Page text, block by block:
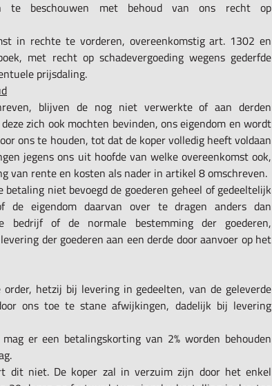
te beschouwen met behoud van ons recht op
in rechte te vorderen, overeenkomstig art. 1302 en
met recht op schadevergoeding wegens gederfde
prijsdaling.
blijven de nog niet verwerkte of aan derden
zich ook mochten bevinden, ons eigendom en wordt
ons te houden, tot dat de koper volledig heeft voldaan
jegens ons uit hoofde van welke overeenkomst ook,
van rente en kosten als nader in artikel 8 omschreven.
betaling niet bevoegd de goederen geheel of gedeeltelijk
de eigendom daarvan over te dragen anders dan
bedrijf of de normale bestemming der goederen,
der goederen aan een derde door aanvoer op het
hetzij bij levering in gedeelten, van de geleverde
ons toe te stane afwijkingen, dadelijk bij levering
er een betalingskorting van 2% worden behouden
dit niet. De koper zal in verzuim zijn door het enkel